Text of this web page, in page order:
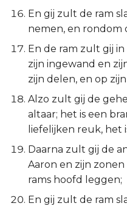
En gij zult de ram
nemen, en rondom
En de ram zult gij
zijn ingewand en
zijn delen, en op
Alzo zult gij de
altaar; het is een
liefelijken reuk, het
Daarna zult gij de
Aaron en zijn
rams hoofd leggen;
En gij zult de ram